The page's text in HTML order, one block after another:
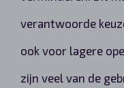
verantwoorde
ook voor lagere
zijn veel van de